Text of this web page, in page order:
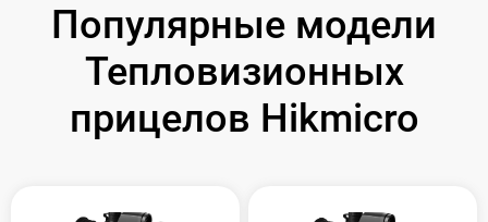
Популярные модели
Тепловизионных
прицелов Hikmicro